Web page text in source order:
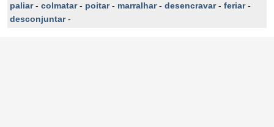
paliar- colmatar- poitar- marralhar- desencravar- feriar-
desconjuntar-